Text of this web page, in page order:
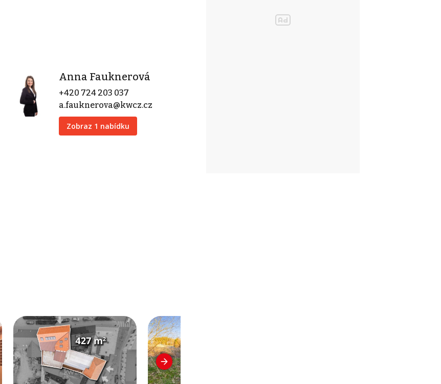
Anna Fauknerová
+420 724 203 037
a.fauknerova@kwcz.cz
Zobraz 1 nabídku